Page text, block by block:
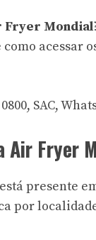
Fryer Mondial
acessar
SAC,
Air Fryer
está presente
por